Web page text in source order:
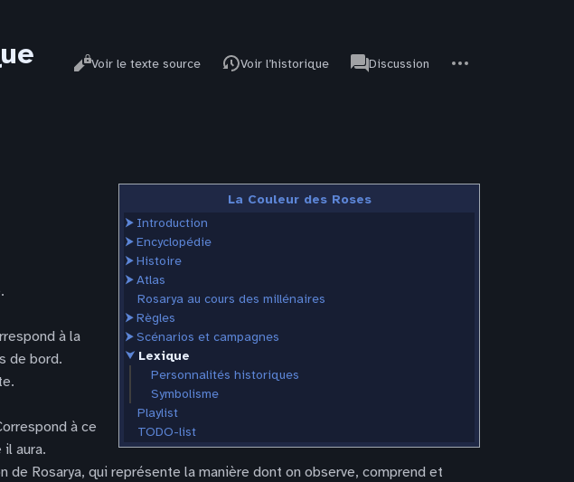
Affichages
LireVoir le texte source Voir l’historique
associated-
pages
JdRDiscussion
actions
La Couleur des Roses
⮞ Introduction
⮞Encyclopédie
⮞Histoire
⮞Atlas
Rosarya au cours des millénaires
⮞Règles
⮞Scénarios et campagnes
⮟ Lexique
Personnalités historiques
Symbolisme
Playlist
TODO-list
à la
de bord.
à ce
aura.
Rosarya, qui représente la manière dont on observe, comprend et